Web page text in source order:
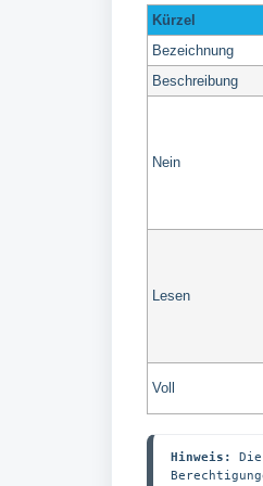
Kürzel
Bezeichnung
Beschreibung
Nein
Lesen
Voll
Hinweis: